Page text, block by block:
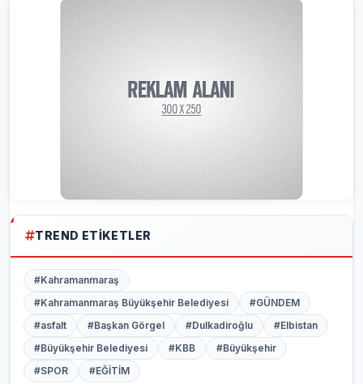
TREND ETIKETLER
#Kahramanmaraş
#Kahramanmaraş Büyükşehir Belediyesi
#GÜNDEM
#asfalt
#Başkan Görgel #Dulkadiroğlu
#Elbistan
#Büyükşehir Belediyesi
#KBB
#Büyükşehir
#SPOR
#EĞİTİM